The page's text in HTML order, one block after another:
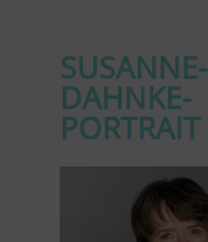
SUSANNE-
DAHNKE-
PORTRAIT